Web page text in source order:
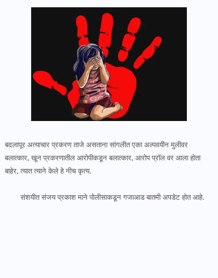
बदलापूर अत्याचार प्रकरण ताजे असताना सांगलीत एका अल्पवयीन मुलीवर
बलात्कार, खून प्रकरणातील आरोपीकडून बलात्कार, आरोप प्रॉल वर आला होता
बाहेर, त्यात त्याने केले हे नीच कृत्य.
संशयीत संजय प्रकाश माने पोलीसाकडून गजाआड बातमी अपडेट होत आहे.